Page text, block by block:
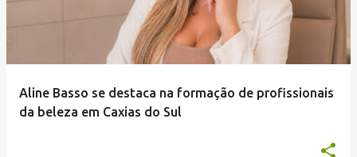
Aline Basso se destaca na formação de profissionais
da beleza em Caxias do Sul